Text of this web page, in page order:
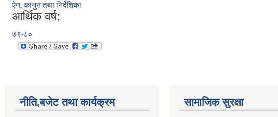
ऐन, कानुन तथा निर्देशिका
आर्थिक वर्ष:
७९-८०
नीति,बजेट तथा कार्यक्रम सामाजिक सुरक्षा